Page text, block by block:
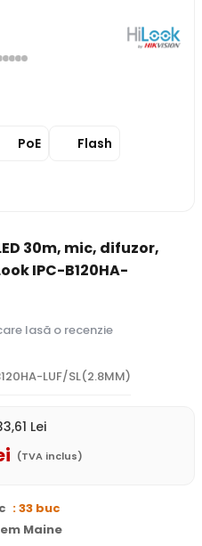
PoE Flash
30m, mic, difuzor,
IPC-B120HA-
lasă o recenzie
LUF/SL(2.8MM)
,61 Lei
(TVA inclus)
: 33 buc
Maine